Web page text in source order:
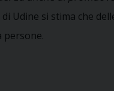
di Udine si stima che
persone.